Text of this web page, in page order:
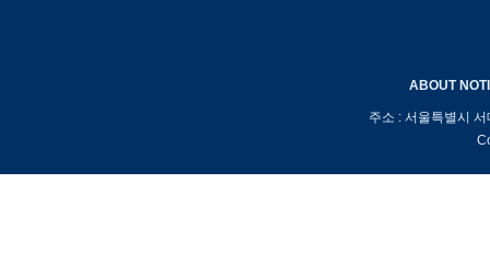
ABOUT
주소 : 서울특별시